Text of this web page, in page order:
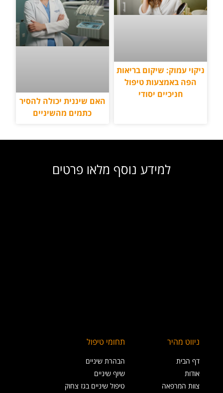
ניקוי עמוק: שיקום בריאות
הפה באמצעות טיפול
חניכיים יסודי
האם שיננית יכולה להסיר
כתמים מהשיניים
למידע נוסף מלאו פרטים
ניווט מהיר
דף הבית
אודות
צוות המרפאה
תחומי טיפול
הבהרת שיניים
שיוף שיניים
טיפול שיניים בגז צחוק